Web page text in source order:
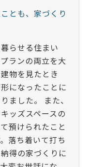
とも、家づくり
らせる住まい
ランの両立を大
物を見たとき
になったことに
ました。 また、
ッズスペースの
預けられたこと
落ち着いて打ち
得の家づくりに